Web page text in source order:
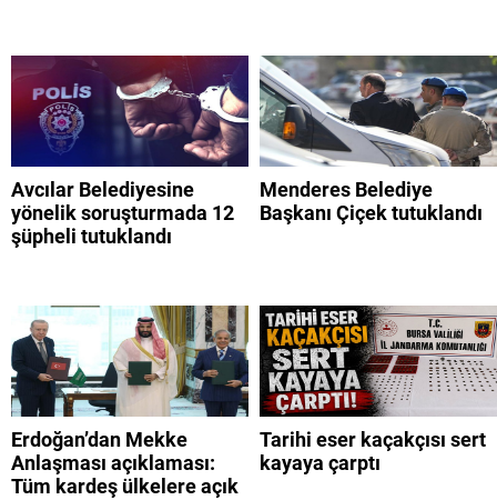
Avcılar Belediyesine
yönelik soruşturmada 12
şüpheli tutuklandı
Menderes Belediye
Başkanı Çiçek tutuklandı
Erdoğan’dan Mekke
Anlaşması açıklaması:
Tüm kardeş ülkelere açık
Tarihi eser kaçakçısı sert
kayaya çarptı